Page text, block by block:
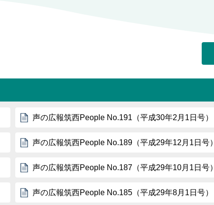
声の広報筑西People No.191（平成30年2月1日号）
声の広報筑西People No.189（平成29年12月1日号）
声の広報筑西People No.187（平成29年10月1日号）
声の広報筑西People No.185（平成29年8月1日号）